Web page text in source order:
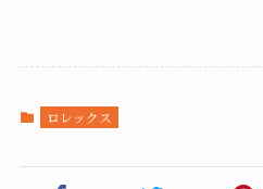
ロレックス